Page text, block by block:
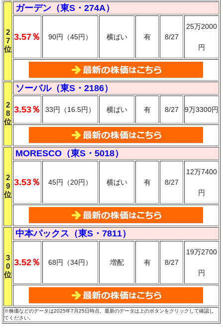
2
7
位
ガーデン（東S・274A）
3.57％ 90円（45円） 横ばい 有 8/27
25万2000
円
2
8
位
ソーバル（東S・2186）
3.53％ 33円（16.5円） 横ばい 有 8/27 9万3300円
2
9
位
MORESCO（東S・5018）
3.53％ 45円（20円） 横ばい 有 8/27
12万7400
円
3
0
位
中本パックス（東S・7811）
3.52％ 68円（34円） 増配 有 8/27
19万2700
円
※株価などのデータは2025年7月25日時点。最新のデータは上のボタンをクリックして確認し
てください。